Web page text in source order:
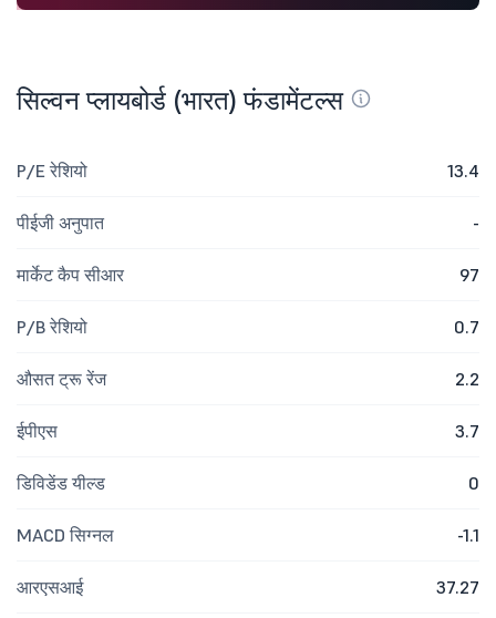
सिल्वन प्लायबोर्ड (भारत) फंडामेंटल्स
P/E रेशियो 13.4
पीईजी अनुपात -
मार्केट कैप सीआर 97
P/B रेशियो 0.7
औसत ट्रू रेंज 2.2
ईपीएस 3.7
डिविडेंड यील्ड 0
MACD सिग्नल -1.1
आरएसआई 37.27